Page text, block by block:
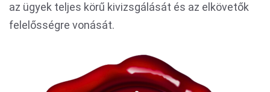
az ügyek teljes körű kivizsgálását és az elkövetők
felelősségre vonását.